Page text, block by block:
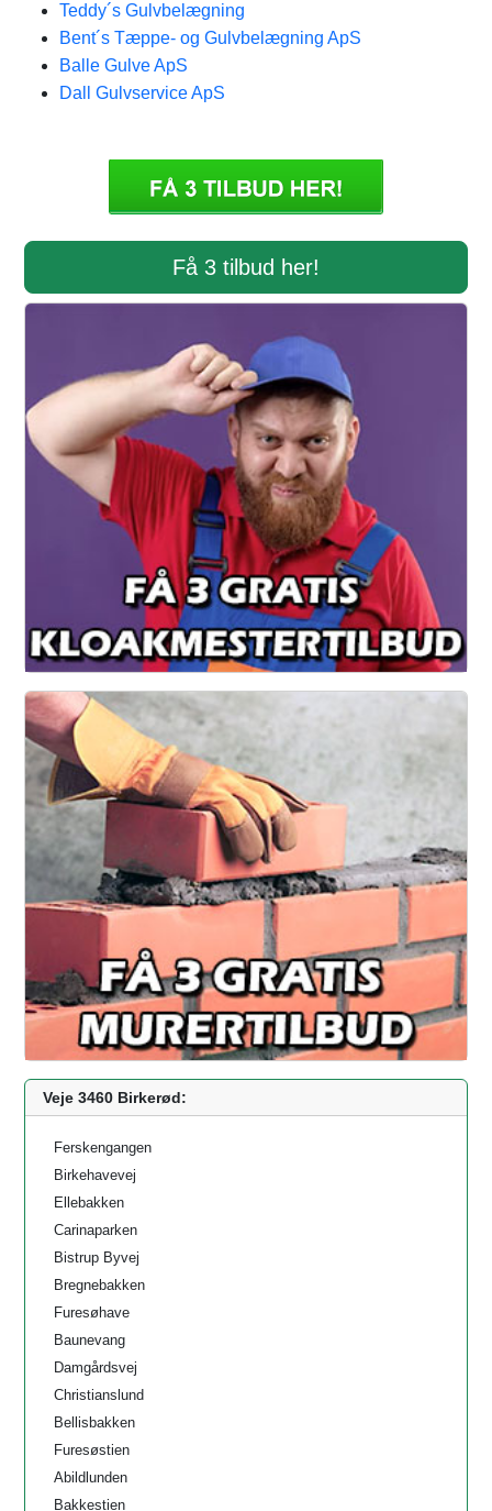
Teddy´s Gulvbelægning
Bent´s Tæppe- og Gulvbelægning ApS
Balle Gulve ApS
Dall Gulvservice ApS
Få 3 tilbud her!
Veje 3460 Birkerød:
Ferskengangen
Birkehavevej
Ellebakken
Carinaparken
Bistrup Byvej
Bregnebakken
Furesøhave
Baunevang
Damgårdsvej
Christianslund
Bellisbakken
Furesøstien
Abildlunden
Bakkestien